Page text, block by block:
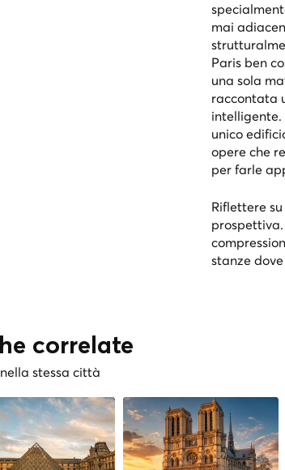
mai
Parisben
una sola
raccontata
intelligente.
unico
opere che
per farle
Riflettere
stanze
correlate
stessa città